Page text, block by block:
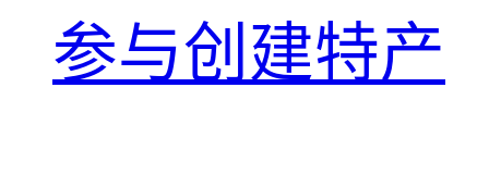
参与创建特产